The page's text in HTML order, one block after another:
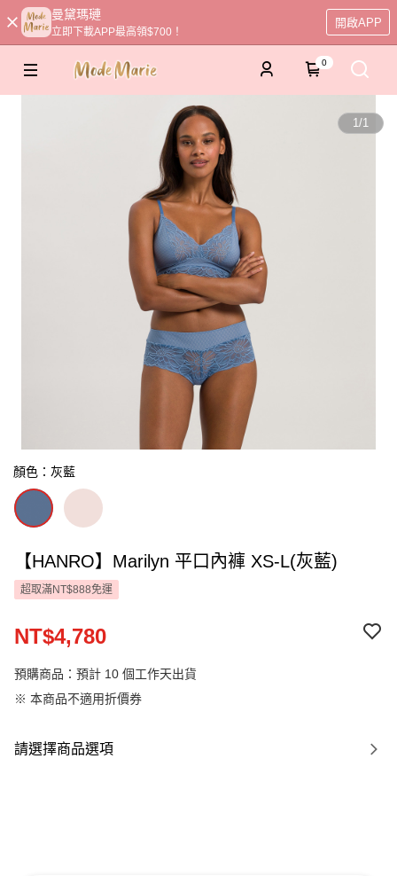
曼黛瑪璉
立即下載APP最高領$700！
開啟APP
0
1/1
顏色：灰藍
【HANRO】Marilyn 平口內褲 XS-L(灰藍)
超取滿NT$888免運
NT$4,780
預購商品：預計 10 個工作天出貨
※ 本商品不適用折價券
請選擇商品選項